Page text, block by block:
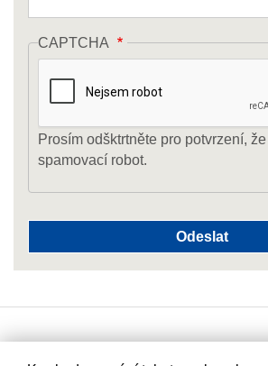
CAPTCHA
Prosím odšktrtněte pro potvrzení,
spamovací robot.